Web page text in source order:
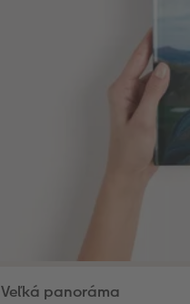
Veľká panoráma